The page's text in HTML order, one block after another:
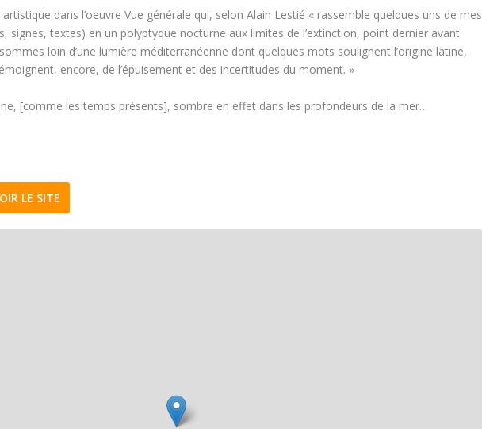
dans l’oeuvre Vue générale qui, selon Alain Lestié « rassemble quelques uns de mes
signes, textes) en un polyptyque nocturne aux limites de l’extinction, point dernier avant
loin d’une lumière méditerranéenne dont quelques mots soulignent l’origine latine,
encore, de l’épuisement et des incertitudes du moment. »
[comme les temps présents], sombre en effet dans les profondeurs de la mer…
LE SITE